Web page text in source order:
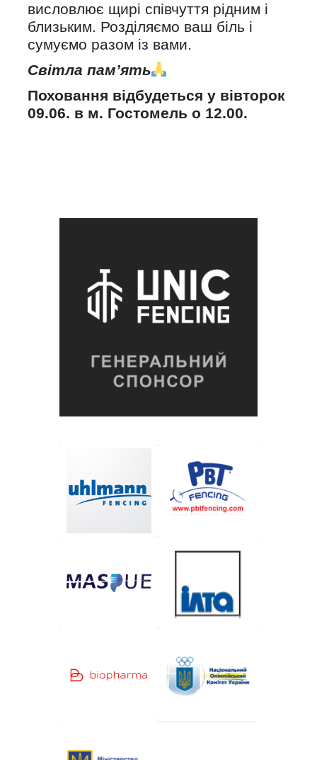
висловлює щирі співчуття рідним і
близьким. Розділяємо ваш біль і
сумуємо разом із вами.
Світла пам’ять
Поховання відбудеться у вівторок
09.06. в м. Гостомель о 12.00.